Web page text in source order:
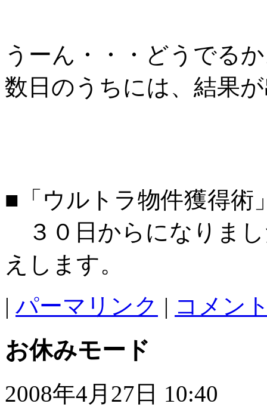
うーん・・・どうでる
数日のうちには、結果
■「ウルトラ物件獲得術
３０日からになりま
えします。
| パーマリンク | コメン
お休みモード
2008年4月27日 10:40